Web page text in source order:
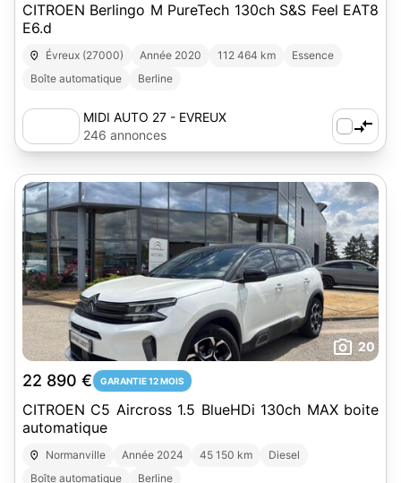
CITROEN Berlingo M PureTech 130ch S&S Feel EAT8
E6.d
Évreux (27000) Année 2020 112 464 km
Essence
Boîte automatique
Berline
MIDI AUTO 27 - EVREUX
246 annonces
20
22 890 € GARANTIE 12 MOIS
CITROEN C5 Aircross 1.5 BlueHDi 130ch MAX boite
automatique
Normanville Année 2024 45 150 km
Diesel
Boîte automatique
Berline